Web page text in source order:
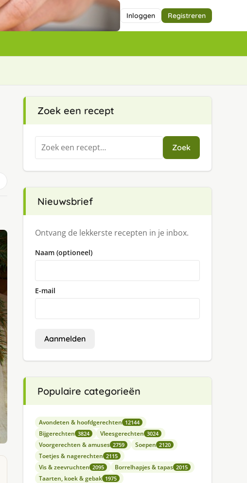
Inloggen Registreren
Zoek een recept
Zoeken
naar:
Zoek
Nieuwsbrief
Ontvang de lekkerste recepten in je inbox.
Naam (optioneel)
E-mail
Aanmelden
Populaire categorieën
Avondeten & hoofdgerechten 12144
Bijgerechten 3824 Vleesgerechten 3024
Voorgerechten & amuses 2759 Soepen 2120
Toetjes & nagerechten 2115
Vis & zeevruchten 2095 Borrelhapjes & tapas 2015
Taarten, koek & gebak 1975